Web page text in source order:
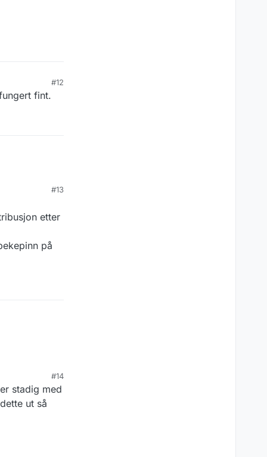
#12
fint.
#13
etter
på
om det er
#14
stadig med
ut så